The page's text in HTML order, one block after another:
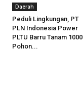
Daerah
Peduli Lingkungan, PT
PLN Indonesia Power
PLTU Barru Tanam 1000
Pohon...